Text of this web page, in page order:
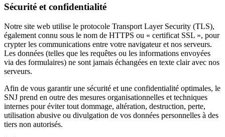
Sécurité et confidentialité
Notre site web utilise le protocole Transport Layer Security (TLS),
également connu sous le nom de HTTPS ou « certificat SSL », pour
crypter les communications entre votre navigateur et nos serveurs.
Les données (telles que les requêtes ou les informations envoyées
via des formulaires) ne sont jamais échangées en texte clair avec nos
serveurs.
Afin de vous garantir une sécurité et une confidentialité optimales, le
SNJ prend en outre des mesures organisationnelles et techniques
internes pour éviter tout dommage, altération, destruction, perte,
utilisation abusive ou divulgation de vos données personnelles à des
tiers non autorisés.